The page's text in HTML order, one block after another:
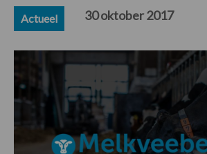
Actueel 30 oktober 2017